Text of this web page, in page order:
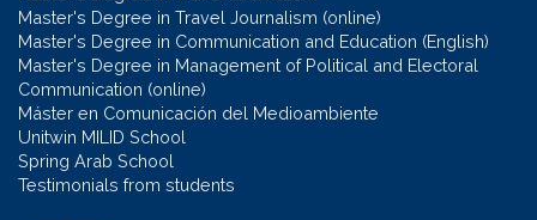
Master's Degree in Travel Journalism (online)
Master's Degree in Communication and Education (English)
Master's Degree in Management of Political and Electoral
Communication (online)
Máster en Comunicación del Medioambiente
Unitwin MILID School
Spring Arab School
Testimonials from students